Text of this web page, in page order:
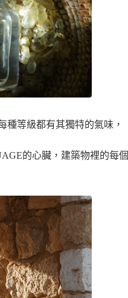
種等級都有其獨特的氣味，
的心臟，建築物裡的每個